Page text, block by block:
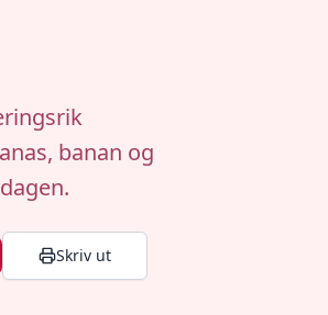
banan og
Skriv ut